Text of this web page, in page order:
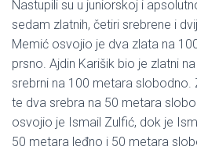
Nastupili su u juniorskoj i
sedam zlatnih, četiri srebrene i
Memić osvojio je dva zlata na
prsno. Ajdin Karišik bio je zlatni
srebrni na 100 metara slobodno.
te dva srebra na 50 metara
osvojio je Ismail Zulfić, dok je
50 metara leđno i 50 metara